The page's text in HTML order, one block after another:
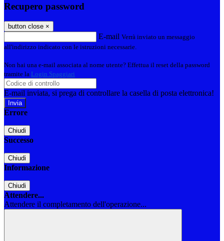
Recupero password
button close ×
E-mail Verrà inviato un messaggio
all'indirizzo indicato con le istruzioni necessarie.
Non hai una e-mail associata al nome utente? Effettua il reset della password
tramite la Login Spaggiari
E-mail inviata, si prega di controllare la casella di posta elettronica!
Errore
Chiudi
Successo
Chiudi
Informazione
Chiudi
Attendere...
Attendere il completamento dell'operazione...